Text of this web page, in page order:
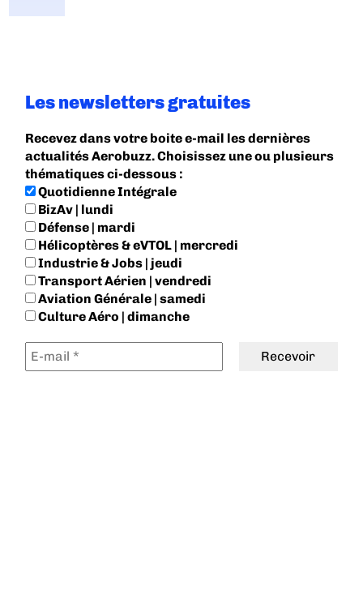
Les newsletters gratuites
Recevez dans votre boite e-mail les dernières
actualités Aerobuzz. Choisissez une ou plusieurs
thématiques ci-dessous :
Quotidienne Intégrale
BizAv | lundi
Défense | mardi
Hélicoptères & eVTOL | mercredi
Industrie & Jobs | jeudi
Transport Aérien | vendredi
Aviation Générale | samedi
Culture Aéro | dimanche